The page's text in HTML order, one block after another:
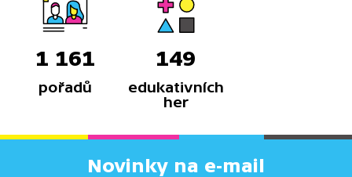
1 161
pořadů
149
edukativních
her
Novinky na e-mail